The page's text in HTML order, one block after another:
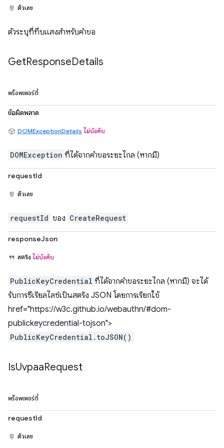
ตัวเลข
ตัวระบุที่ทึบแสงสำหรับคำขอ
GetResponseDetails
พร็อพเพอร์ตี้
ข้อผิดพลาด
DOMExceptionDetails ไม่บังคับ
DOMException ที่ได้จากคำขอระยะไกล (หากมี)
requestId
ตัวเลข
requestId ของ CreateRequest
responseJson
สตริง ไม่บังคับ
PublicKeyCredential ที่ได้จากคำขอระยะไกล (หากมี) จะได้
รับการซีเรียลไลซ์เป็นสตริง JSON โดยการเรียกใช้
href="https://w3c.github.io/webauthn/#dom-
publickeycredential-tojson">
PublicKeyCredential.toJSON()
IsUvpaaRequest
พร็อพเพอร์ตี้
requestId
ตัวเลข